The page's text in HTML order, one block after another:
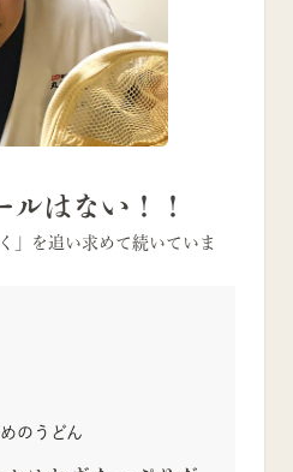
ルはない！！
」を追い求めて続いていま
のうどん